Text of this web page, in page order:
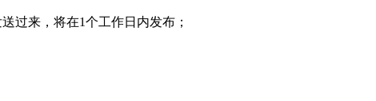
过来，将在1个工作日内发布；